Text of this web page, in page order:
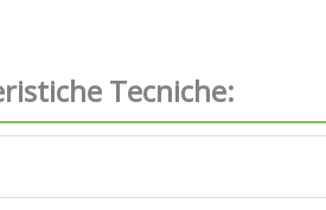
Tecniche: